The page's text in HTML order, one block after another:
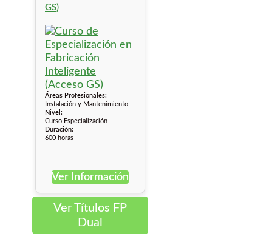
GS)
Áreas Profesionales:
Instalación y Mantenimiento
Nivel:
Curso Especialización
Duración:
600 horas
Ver Información
Ver Títulos FP
Dual